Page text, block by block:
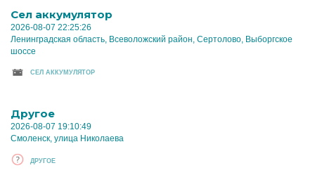
Cел аккумулятор
2026-08-07 22:25:26
Ленинградская область, Всеволожский район, Сертолово, Выборгское
шоссе
CЕЛ АККУМУЛЯТОР
Другое
2026-08-07 19:10:49
Смоленск, улица Николаева
ДРУГОЕ